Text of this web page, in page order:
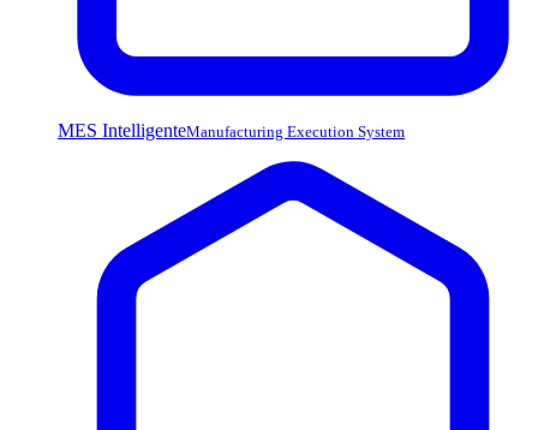
MES IntelligenteManufacturing Execution System